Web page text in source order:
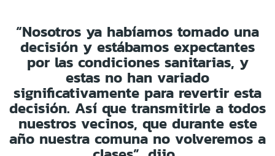
“Nosotros ya habíamos tomado una
decisión y estábamos expectantes
por las condiciones sanitarias, y
estas no han variado
significativamente para revertir esta
decisión. Así que transmitirle a todos
nuestros vecinos, que durante este
año nuestra comuna no volveremos a